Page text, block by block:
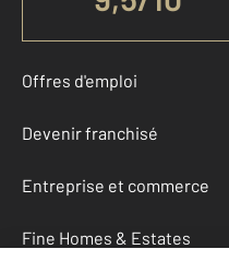
Offres d'emploi
Devenir franchisé
Entreprise et commerce
Fine Homes & Estates